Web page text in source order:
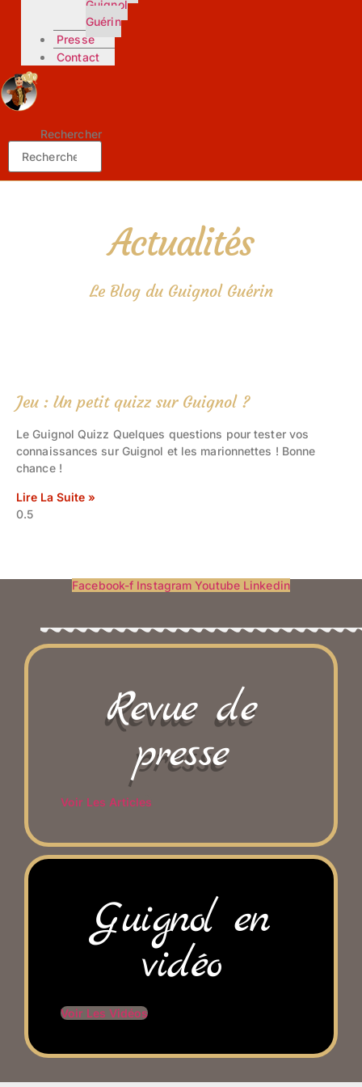
Guignol
Guérin
Presse
Contact
Rechercher
Actualités
Le Blog du Guignol Guérin
Jeu : Un petit quizz sur Guignol ?
Le Guignol Quizz Quelques questions pour tester vos
connaissances sur Guignol et les marionnettes ! Bonne
chance !
Lire La Suite »
Facebook-f Instagram Youtube Linkedin
Revue de
presse
Voir Les Articles
Guignol en
vidéo
Voir Les Vidéos